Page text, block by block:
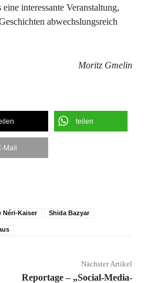
interessante Veranstaltung,
abwechslungsreich
Moritz Gmelin
teilen
Mail
Néri-Kaiser Shida Bazyar
Nächster Artikel
Reportage – „Social-Media-